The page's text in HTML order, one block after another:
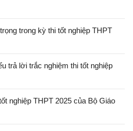
trong kỳ thi tốt nghiệp THPT
trả lời trắc nghiệm thi tốt nghiệp
nghiệp THPT 2025 của Bộ Giáo